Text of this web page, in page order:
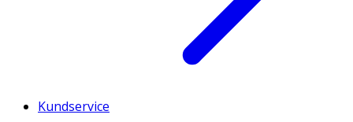
Kundservice